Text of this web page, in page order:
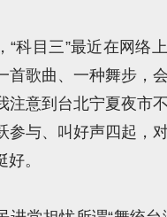
“科目三”最近在网络
首歌曲、一种舞步，
注意到台北宁夏夜市
参与、叫好声四起，
。